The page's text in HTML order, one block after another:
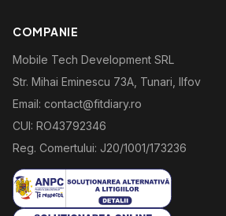
COMPANIE
Mobile Tech Development SRL
Str. Mihai Eminescu 73A, Tunari, Ilfov
Email: contact@fitdiary.ro
CUI: RO43792346
Reg. Comertului: J20/1001/173236